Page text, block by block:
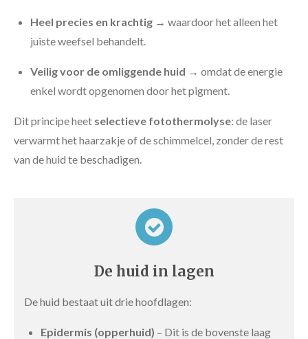
Heel precies en krachtig → waardoor het alleen het
juiste weefsel behandelt.
Veilig voor de omliggende huid → omdat de energie
enkel wordt opgenomen door het pigment.
Dit principe heet selectieve fotothermolyse: de laser
verwarmt het haarzakje of de schimmelcel, zonder de rest
van de huid te beschadigen.
De huid in lagen
De huid bestaat uit drie hoofdlagen:
Epidermis (opperhuid) – Dit is de bovenste laag